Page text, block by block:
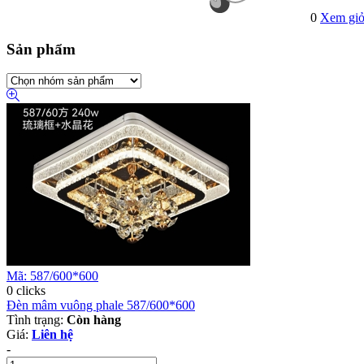
0 Xem
Sản phẩm
Mã: 587/600*600
0 clicks
Đèn mâm vuông phale 587/600*600
Tình trạng: Còn hàng
Giá: Liên hệ
-